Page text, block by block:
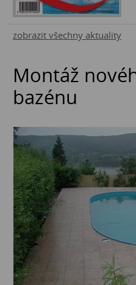
zobrazit všechny aktuality
Montáž
bazénu